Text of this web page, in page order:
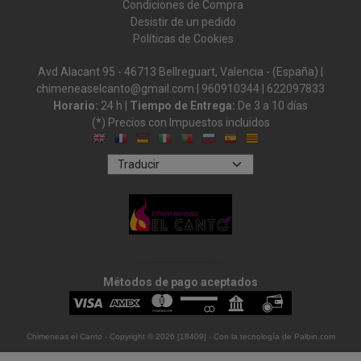
Condiciones de Compra
Desistir de un pedido
Políticas de Cookies
Avd Alacant 95 - 46713 Bellreguart, Valencia - (España) |
chimeneaselcanto@gmail.com | 960910344
622097833
Horario: 24 h | Tiempo de Entrega: De 3 a 10 días
(*) Precios con Impuestos incluidos
Métodos de pago aceptados
Chimeneas el Canto - Copyright © 2026 [18409] - Con la tecnología de Palbin.com